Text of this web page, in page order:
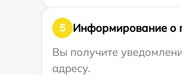
5
Информирование о
Вы получите
адресу.